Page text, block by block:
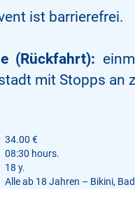
ist barrierefrei.
(Rückfahrt):
mit Stopps an
34.00 €
08:30 hours.
18 y.
Alle ab 18 Jahren – Bikini,